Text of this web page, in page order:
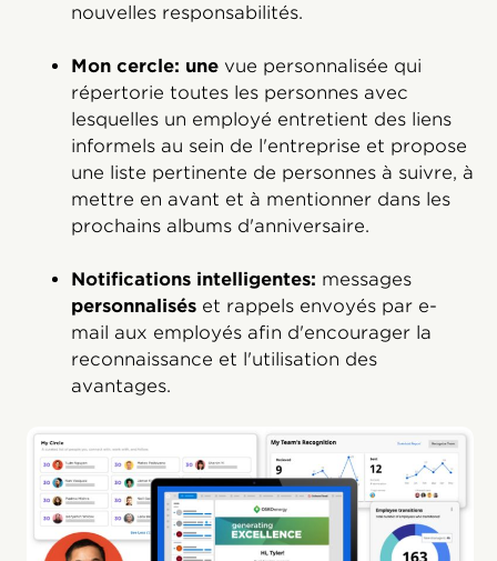
nouvelles responsabilités.
Mon cercle: une vue personnalisée qui
répertorie toutes les personnes avec
lesquelles un employé entretient des liens
informels au sein de l'entreprise et propose
une liste pertinente de personnes à suivre, à
mettre en avant et à mentionner dans les
prochains albums d'anniversaire.
Notifications intelligentes: messages
personnalisés et rappels envoyés par e-
mail aux employés afin d'encourager la
reconnaissance et l'utilisation des
avantages.